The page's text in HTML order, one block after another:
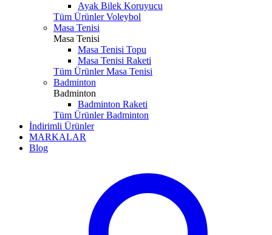
Ayak Bilek Koruyucu
Tüm Ürünler Voleybol
Masa Tenisi
Masa Tenisi
Masa Tenisi Topu
Masa Tenisi Raketi
Tüm Ürünler Masa Tenisi
Badminton
Badminton
Badminton Raketi
Tüm Ürünler Badminton
İndirimli Ürünler
MARKALAR
Blog